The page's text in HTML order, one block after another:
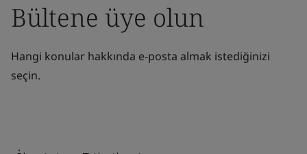
Bültene üye olun
Hangi konular hakkında e-posta almak istediğinizi
seçin.